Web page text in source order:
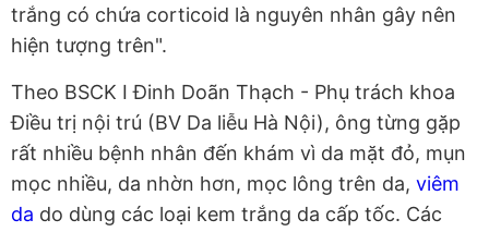
trắng có chứa corticoid là nguyên nhân gây nên
hiện tượng trên".
Theo BSCK I Đinh Doãn Thạch - Phụ trách khoa
Điều trị nội trú (BV Da liễu Hà Nội), ông từng gặp
rất nhiều bệnh nhân đến khám vì da mặt đỏ, mụn
mọc nhiều, da nhờn hơn, mọc lông trên da, viêm
da do dùng các loại kem trắng da cấp tốc. Các